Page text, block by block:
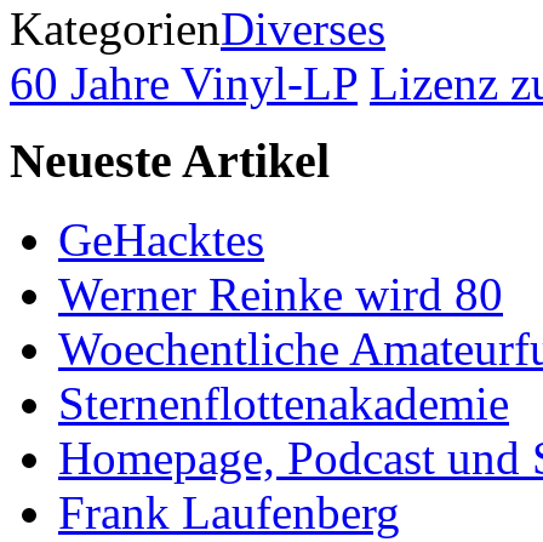
KategorienDiverses
60 Jahre Vinyl-LP Lizenz
Neueste Artikel
GeHacktes
Werner Reinke wird 80
Woechentliche
Sternenflottenakademie
Homepage, Podcast
Frank Laufenberg